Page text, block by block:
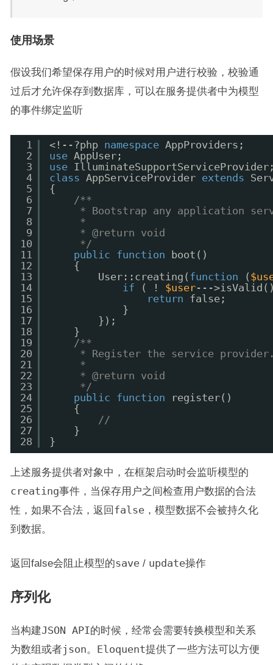
使用场景
假设我们希望保存用户的时候对用户进行校验，校验通
过后才允许保存到数据库，可以在服务提供者中为模型
的事件绑定监听
1
2
3
4
5
6
7
8
9
10
11
12
13
14
15
16
17
18
19
20
21
22
23
24
25
26
27
28
<!--?php namespace AppProviders;
use AppUser;
use
class AppServiceProvider extends
{
/**
* Bootstrap any application
*
* @return void
*/
public
function
boot()
{
User::creating( function (
if
( ! $user---
return
false;
}
});
}
/**
* Register the service
*
* @return void
*/
public
function
register()
{
//
}
}
上述服务提供者对象中，在框架启动时会监听模型的
creating事件，当保存用户之间检查用户数据的合法
性，如果不合法，返回 false，模型数据不会被持久化
到数据。
返回false会阻止模型的save/ update操作
序列化
当构建JSON API的时候，经常会需要转换模型和关系
为数组或者json。 Eloquent提供了一些方法可以方便